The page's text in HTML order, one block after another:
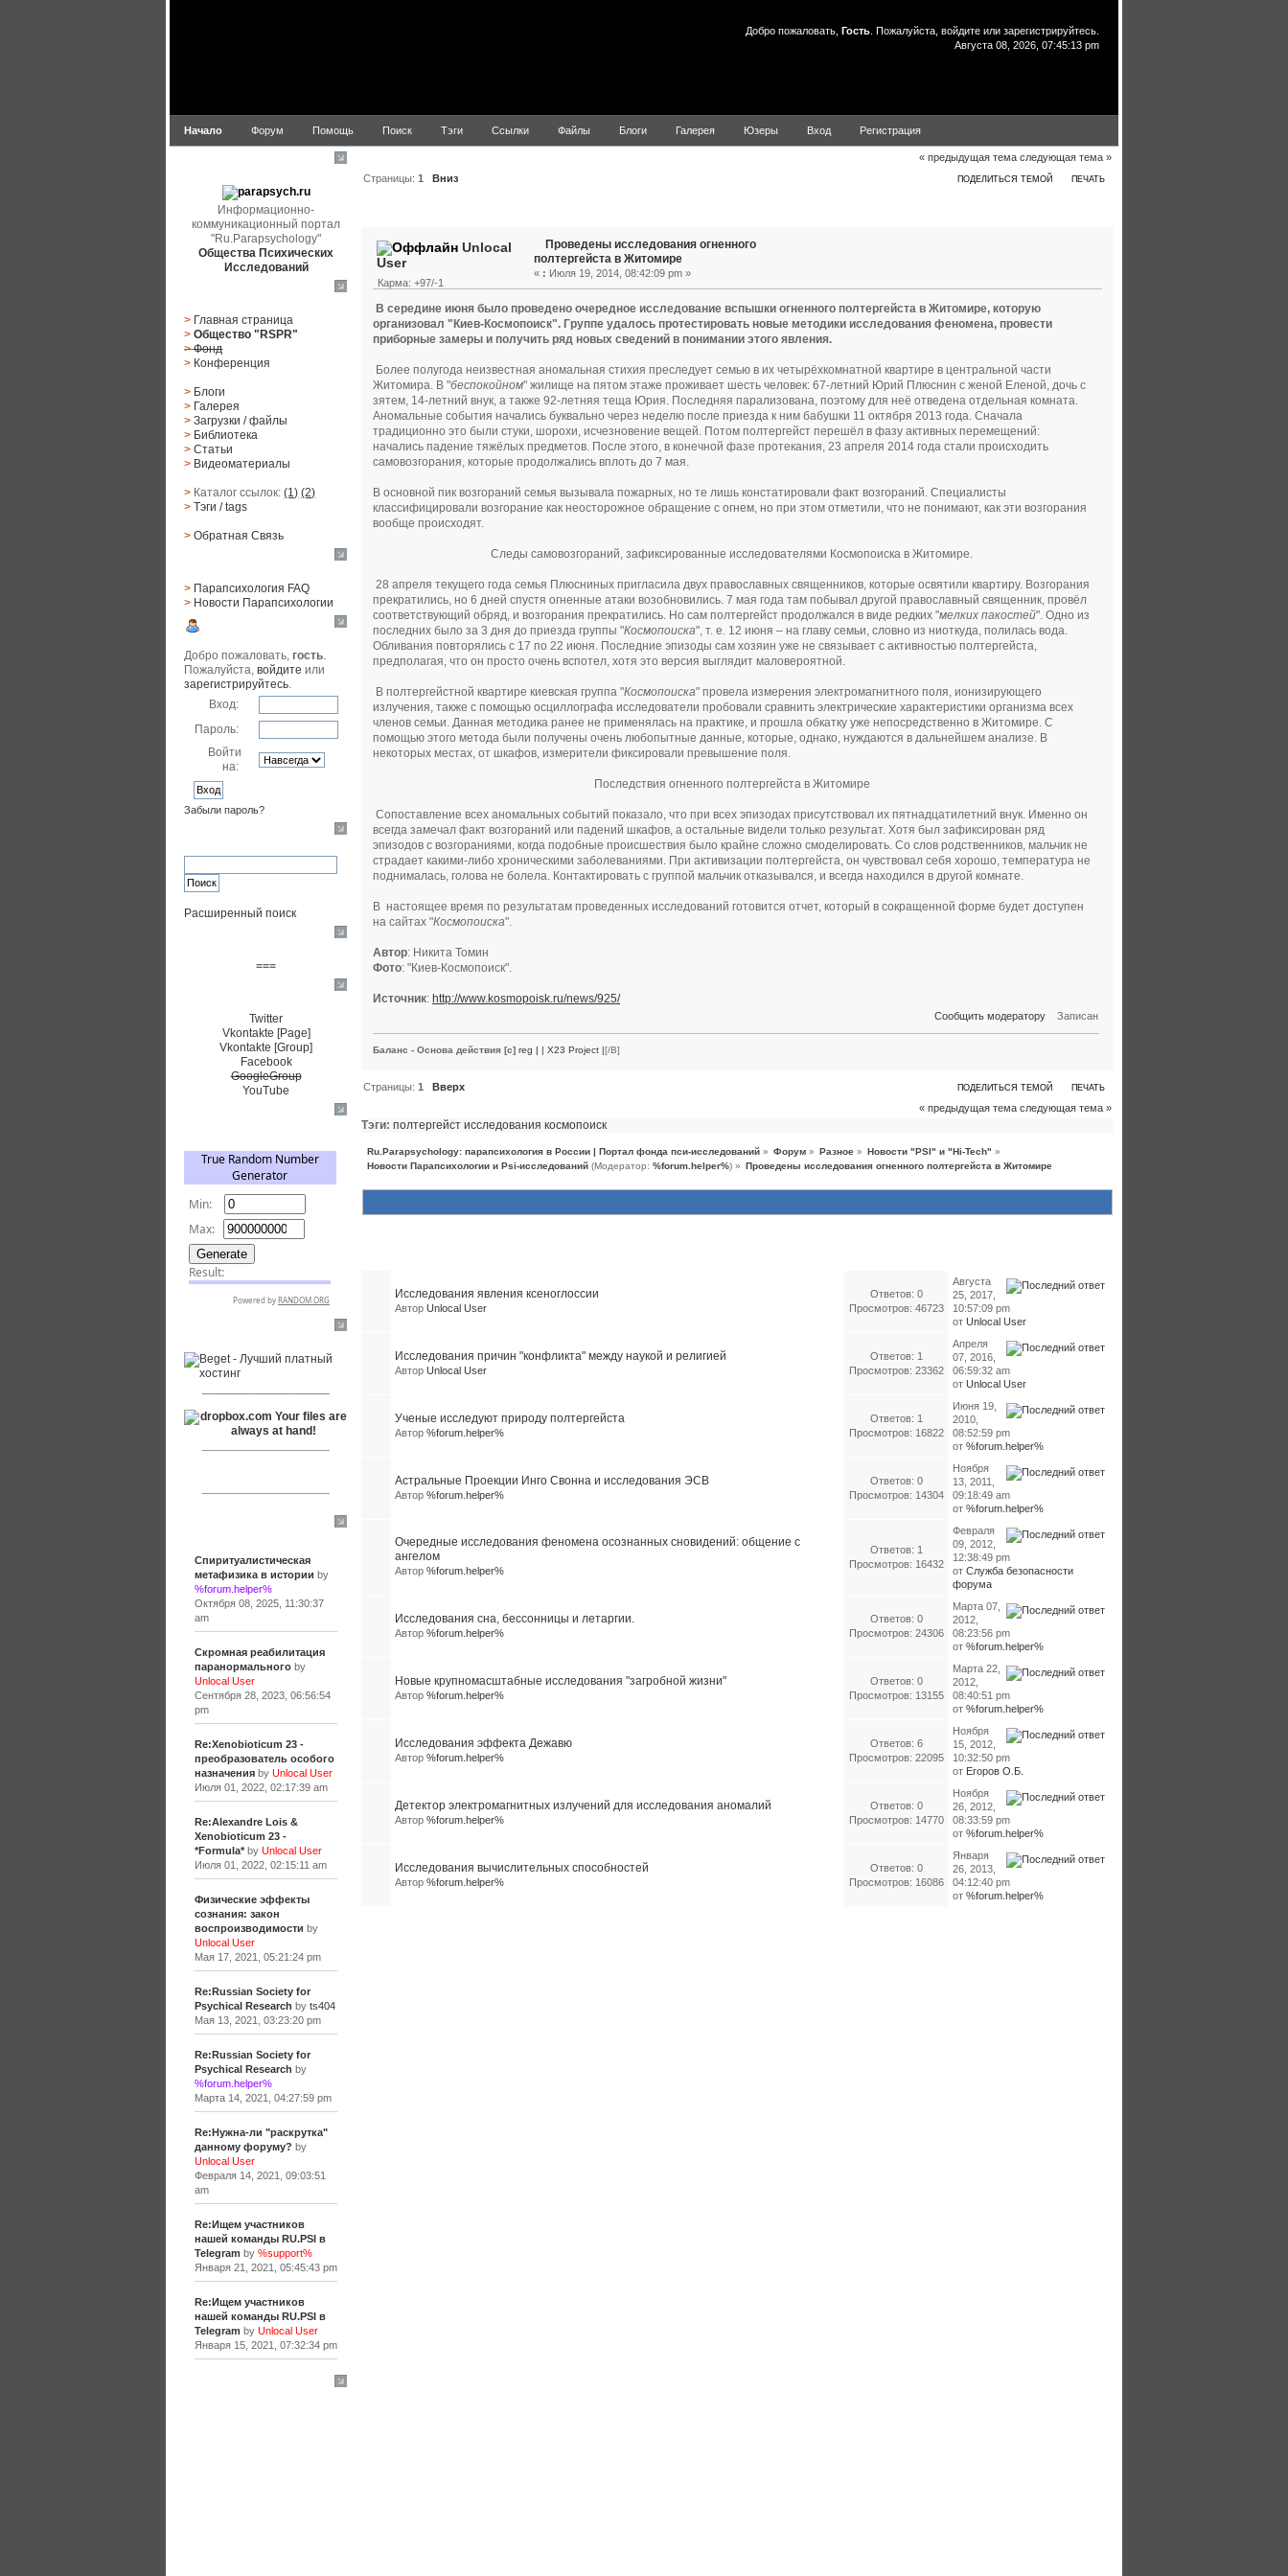
Добро пожаловать, Гость . Пожалуйста, войдите или зарегистрируйтесь
Августа 08, 2026, 07:45:13 pm
Начало Форум Помощь Поиск Тэги Ссылки Файлы Блоги Галерея Юзеры Вход Регистрация
Информационно-
коммуникационный портал
"Ru.Parapsychology"
Общества Психических
Исследований
> Главная страница
> Общество "RSPR"
> Фонд
> Конференция
> Блоги
> Галерея
> Загрузки/файлы
> Библиотека
> Статьи
> Видеоматериалы
> Каталог ссылок:(1) (2)
> Тэги/ tags
> Обратная Cвязь
> Парапсихология FAQ
> Новости Парапсихологии
Добро пожаловать,гость.
Пожалуйста,войдите или
зарегистрируйтесь.
Вход:
Пароль:
Войти
на:
Забыли пароль?
Расширенный поиск
===
Twitter
Vkontakte [Page]
Vkontakte [Group]
Facebook
GoogleGroup
YouTube
Спиритуалистическая
метафизика в истории by
%forum.helper%
Октября 08, 2025, 11:30:37
am
Скромная реабилитация
паранормальногоby
Unlocal User
Сентября 28, 2023, 06:56:54
pm
Re:Xenobioticum 23 -
преобразователь особого
назначенияby Unlocal User
Июля 01, 2022, 02:17:39 am
Re:Alexandre Lois &
Xenobioticum 23 -
*Formula*by Unlocal User
Июля 01, 2022, 02:15:11 am
Физические эффекты
сознания: закон
воспроизводимости by
Unlocal User
Мая 17, 2021, 05:21:24 pm
Re:Russian Society for
Psychical Research by ts404
Мая 13, 2021, 03:23:20 pm
Re:Russian Society for
Psychical Research by
%forum.helper%
Марта 14, 2021, 04:27:59 pm
Re:Нужна-ли "раскрутка"
данному форуму? by
Unlocal User
Февраля 14, 2021, 09:03:51
am
Re:Ищем участников
нашей команды RU.PSI в
Telegram by %support%
Января 21, 2021, 05:45:43 pm
Re:Ищем участников
нашей команды RU.PSI в
Telegram by Unlocal User
Января 15, 2021, 07:32:34 pm
« предыдущая тема следующая тема »
ПОДЕЛИТЬСЯ ТЕМОЙ ПЕЧАТЬ
Страницы:1 Вниз
Unlocal
User
Карма: +97/-1
Проведены исследования огненного
полтергейста в Житомире
« : Июля 19, 2014, 08:42:09 pm »
В середине июня было проведено очередное исследование вспышки огненного полтергейста в Житомире, которую
организовал "Киев-Космопоиск". Группе удалось протестировать новые методики исследования феномена, провести
приборные замеры и получить ряд новых сведений в понимании этого явления.
Более полугода неизвестная аномальная стихия преследует семью в их четырёхкомнатной квартире в центральной части
Житомира. В "беспокойном" жилище на пятом этаже проживает шесть человек: 67-летний Юрий Плюснин с женой Еленой, дочь с
зятем, 14-летний внук, а также 92-летняя теща Юрия. Последняя парализована, поэтому для неё отведена отдельная комната.
Аномальные события начались буквально через неделю после приезда к ним бабушки 11 октября 2013 года. Сначала
традиционно это были стуки, шорохи, исчезновение вещей. Потом полтергейст перешёл в фазу активных перемещений:
начались падение тяжёлых предметов. После этого, в конечной фазе протекания, 23 апреля 2014 года стали происходить
самовозгорания, которые продолжались вплоть до 7 мая.
В основной пик возгораний семья вызывала пожарных, но те лишь констатировали факт возгораний. Специалисты
классифицировали возгорание как неосторожное обращение с огнем, но при этом отметили, что не понимают, как эти возгорания
вообще происходят.
Следы самовозгораний, зафиксированные исследователями Космопоиска в Житомире.
28 апреля текущего года семья Плюсниных пригласила двух православных священников, которые освятили квартиру. Возгорания
прекратились, но 6 дней спустя огненные атаки возобновились. 7 мая года там побывал другой православный священник, провёл
соответствующий обряд, и возгорания прекратились. Но сам полтергейст продолжался в виде редких "мелких пакостей". Одно из
последних было за 3 дня до приезда группы "Космопоиска", т. е. 12 июня – на главу семьи, словно из ниоткуда, полилась вода.
Обливания повторялись с 17 по 22 июня. Последние эпизоды сам хозяин уже не связывает с активностью полтергейста,
предполагая, что он просто очень вспотел, хотя это версия выглядит маловероятной.
В полтергейстной квартире киевская группа "Космопоиска" провела измерения электромагнитного поля, ионизирующего
излучения, также с помощью осциллографа исследователи пробовали сравнить электрические характеристики организма всех
членов семьи. Данная методика ранее не применялась на практике, и прошла обкатку уже непосредственно в Житомире. С
помощью этого метода были получены очень любопытные данные, которые, однако, нуждаются в дальнейшем анализе. В
некоторых местах, от шкафов, измерители фиксировали превышение поля.
Последствия огненного полтергейста в Житомире
Сопоставление всех аномальных событий показало, что при всех эпизодах присутствовал их пятнадцатилетний внук. Именно он
всегда замечал факт возгораний или падений шкафов, а остальные видели только результат. Хотя был зафиксирован ряд
эпизодов с возгораниями, когда подобные происшествия было крайне сложно смоделировать. Со слов родственников, мальчик не
страдает какими-либо хроническими заболеваниями. При активизации полтергейста, он чувствовал себя хорошо, температура не
поднималась, голова не болела. Контактировать с группой мальчик отказывался, и всегда находился в другой комнате.
В настоящее время по результатам проведенных исследований готовится отчет, который в сокращенной форме будет доступен
на сайтах "Космопоиска".
Автор: Никита Томин
Фото: "Киев-Космопоиск".
Источник: http://www.kosmopoisk.ru/news/925/
Сообщить модератору Записан
Баланс - Основа действия [c] reg | | X23 Project |[/B]
ПОДЕЛИТЬСЯ ТЕМОЙ ПЕЧАТЬ
Страницы:1
Вверх
« предыдущая тема следующая тема »
Тэги: полтергейст исследования космопоиск
Ru.Parapsychology: парапсихология в России | Портал фонда пси-исследований » Форум » Разное » Новости "PSI" и "Hi-Tech" »
Новости Парапсихологии и Psi-исследований (Модератор: %forum.helper%) » Проведены исследования огненного полтергейста в Житомире
Исследования явления ксеноглоссии
Автор Unlocal User
Ответов: 0
Просмотров: 46723
Августа
25, 2017,
10:57:09 pm
от Unlocal User
Исследования причин "конфликта" между наукой и религией
Автор Unlocal User
Ответов: 1
Просмотров: 23362
Апреля
07, 2016,
06:59:32 am
от Unlocal User
Ученые исследуют природу полтергейста
Автор %forum.helper%
Ответов: 1
Просмотров: 16822
Июня 19,
2010,
08:52:59 pm
от %forum.helper%
Астральные Проекции Инго Свонна и исследования ЭСВ
Автор %forum.helper%
Ответов: 0
Просмотров: 14304
Ноября
13, 2011,
09:18:49 am
от %forum.helper%
Очередные исследования феномена осознанных сновидений: общение с
ангелом
Автор %forum.helper%
Ответов: 1
Просмотров: 16432
Февраля
09, 2012,
12:38:49 pm
от Служба безопасности
форума
Исследования сна, бессонницы и летаргии.
Автор %forum.helper%
Ответов: 0
Просмотров: 24306
Марта 07,
2012,
08:23:56 pm
от %forum.helper%
Новые крупномасштабные исследования "загробной жизни"
Автор %forum.helper%
Ответов: 0
Просмотров: 13155
Марта 22,
2012,
08:40:51 pm
от %forum.helper%
Исследования эффекта Дежавю
Автор %forum.helper%
Ответов: 6
Просмотров: 22095
Ноября
15, 2012,
10:32:50 pm
от Егоров О.Б.
Детектор электромагнитных излучений для исследования аномалий
Автор %forum.helper%
Ответов: 0
Просмотров: 14770
Ноября
26, 2012,
08:33:59 pm
от %forum.helper%
Исследования вычислительных способностей
Автор %forum.helper%
Ответов: 0
Просмотров: 16086
Января
26, 2013,
04:12:40 pm
от %forum.helper%